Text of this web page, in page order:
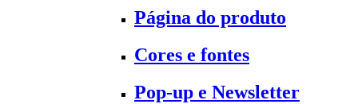
Página do produto
Cores e fontes
Pop-up e Newsletter